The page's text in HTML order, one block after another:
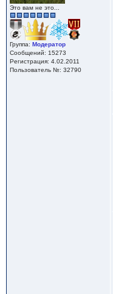
Это вам не это...
Группа: Модератор
Сообщений: 15273
Регистрация: 4.02.2011
Пользователь №: 32790